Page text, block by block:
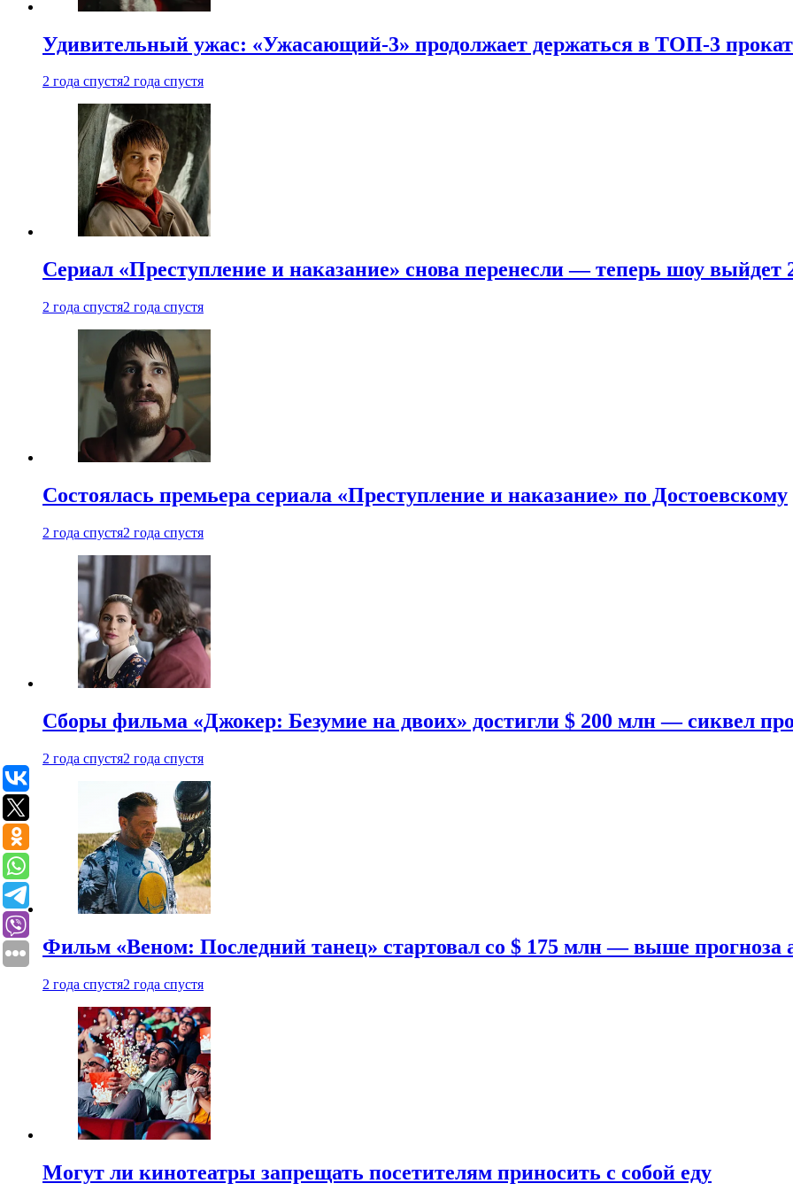
Удивительный ужас: «Ужасающий-3» продолжает держаться в ТОП-3
2 года спустя2 года спустя
Сериал «Преступление и наказание» снова перенесли — теперь шоу выйдет
2 года спустя2 года спустя
Состоялась премьера сериала «Преступление и наказание» по Достоевскому
2 года спустя2 года спустя
Сборы фильма «Джокер: Безумие на двоих» достигли $ 200 млн — сиквел
2 года спустя2 года спустя
Фильм «Веном: Последний танец» стартовал со $ 175 млн — выше прогноза
2 года спустя2 года спустя
Могут ли кинотеатры запрещать посетителям приносить с собой еду